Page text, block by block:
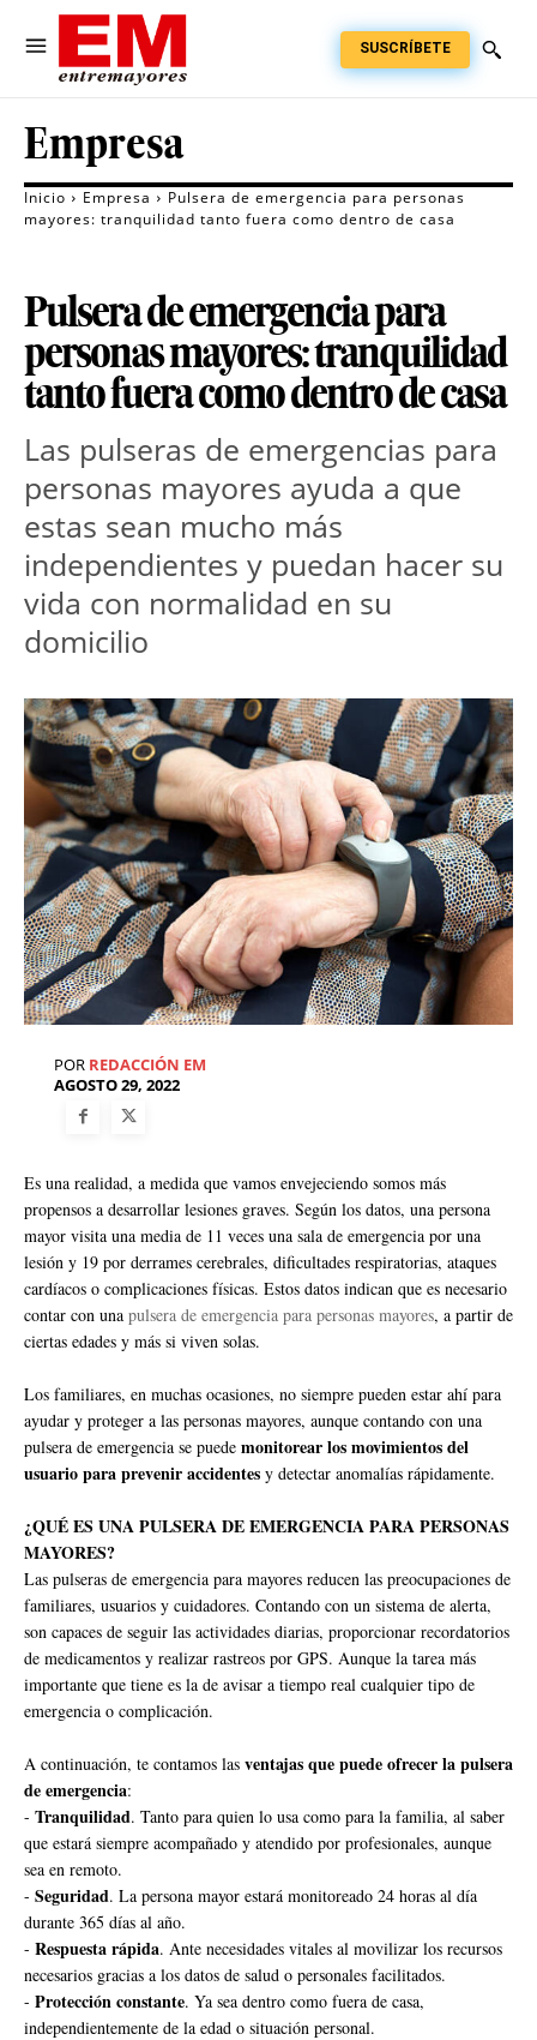
SUSCRÍBETE
Empresa
Inicio Empresa
Pulsera de emergencia para personas
mayores: tranquilidad tanto fuera como dentro de casa
Pulsera de emergencia para
personas mayores: tranquilidad
tanto fuera como dentro de casa
Las pulseras de emergencias para
personas mayores ayuda a que
estas sean mucho más
independientes y puedan hacer su
vida con normalidad en su
domicilio
POR REDACCIÓN EM
AGOSTO 29, 2022
Es una realidad, a medida que vamos envejeciendo somos más
propensos a desarrollar lesiones graves. Según los datos, una persona
mayor visita una media de 11 veces una sala de emergencia por una
lesión y 19 por derrames cerebrales, dificultades respiratorias, ataques
cardíacos o complicaciones físicas. Estos datos indican que es necesario
contar con una pulsera de emergencia para personas mayores, a partir de
ciertas edades y más si viven solas.
Los familiares, en muchas ocasiones, no siempre pueden estar ahí para
ayudar y proteger a las personas mayores, aunque contando con una
pulsera de emergencia se puede monitorear los movimientos del
usuario para prevenir accidentes y detectar anomalías rápidamente.
¿QUÉ ES UNA PULSERA DE EMERGENCIA PARA PERSONAS
MAYORES?
Las pulseras de emergencia para mayores reducen las preocupaciones de
familiares, usuarios y cuidadores. Contando con un sistema de alerta,
son capaces de seguir las actividades diarias, proporcionar recordatorios
de medicamentos y realizar rastreos por GPS. Aunque la tarea más
importante que tiene es la de avisar a tiempo real cualquier tipo de
emergencia o complicación.
A continuación, te contamos las ventajas que puede ofrecer la pulsera
de emergencia:
- Tranquilidad. Tanto para quien lo usa como para la familia, al saber
que estará siempre acompañado y atendido por profesionales, aunque
sea en remoto.
- Seguridad. La persona mayor estará monitoreado 24 horas al día
durante 365 días al año.
- Respuesta rápida. Ante necesidades vitales al movilizar los recursos
necesarios gracias a los datos de salud o personales facilitados.
- Protección constante. Ya sea dentro como fuera de casa,
independientemente de la edad o situación personal.